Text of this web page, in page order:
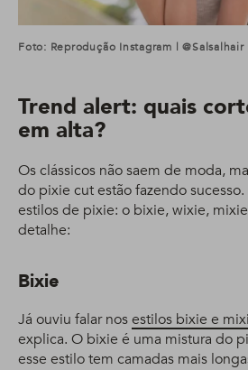
Foto: Reprodução Instagram | @salsalhair
Trend alert: quais
em alta?
Os clássicos não saem de moda,
do pixie cut estão fazendo
estilos de pixie: o bixie, wixie,
detalhe:
Bixie
Já ouviu falar nosestilos bixie e
explica. O bixie é uma mistura do
esse estilo tem camadas mais